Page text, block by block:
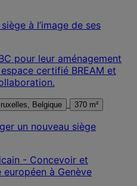
à l’image de ses
pour leur aménagement
certifié BREAM et
Bruxelles, Belgique 370 m²
- Concevoir et
européen à Genève